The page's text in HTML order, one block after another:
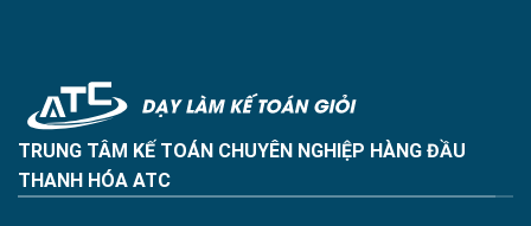
TRUNG TÂM KẾ TOÁN CHUYÊN NGHIỆP HÀNG ĐẦU
THANH HÓA ATC